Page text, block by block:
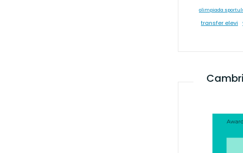
olimpiada
transfer elevi